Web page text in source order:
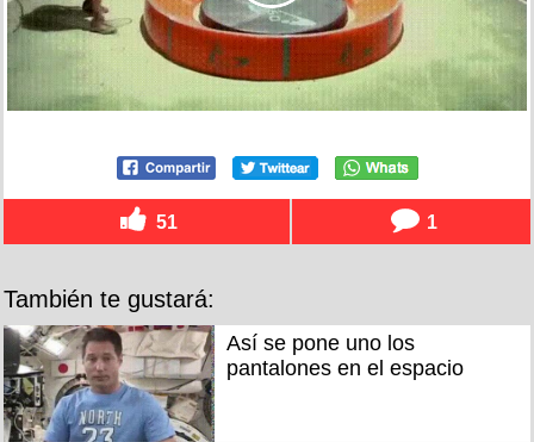
51 1
También te gustará:
Así se pone uno los
pantalones en el espacio